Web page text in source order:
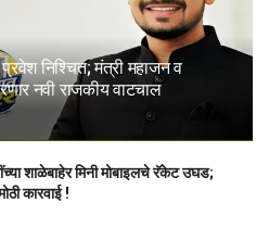
प्रवेश निश्चित; मंत्री महाजन व
नवी राजकीय वाटचाल
शाळेबाहेर मिनी मोबाइलचे रॅकेट उघड;
कारवाई !